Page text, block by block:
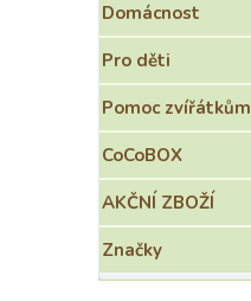
Domácnost
Pro děti
Pomoc zvířátkům
CoCoBOX
AKČNÍ ZBOŽÍ
Značky